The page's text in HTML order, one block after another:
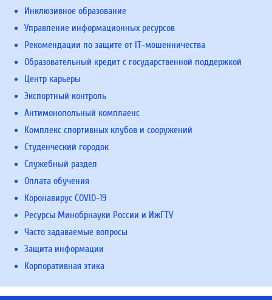
Инклюзивное образование
Управление информационных ресурсов
Рекомендации по защите от IT-мошенничества
Образовательный кредит с государственной поддержкой
Центр карьеры
Экспортный контроль
Антимонопольный комплаенс
Комплекс спортивных клубов и сооружений
Студенческий городок
Служебный раздел
Оплата обучения
Коронавирус COVID-19
Ресурсы Минобрнауки России и ИжГТУ
Часто задаваемые вопросы
Защита информации
Корпоративная этика